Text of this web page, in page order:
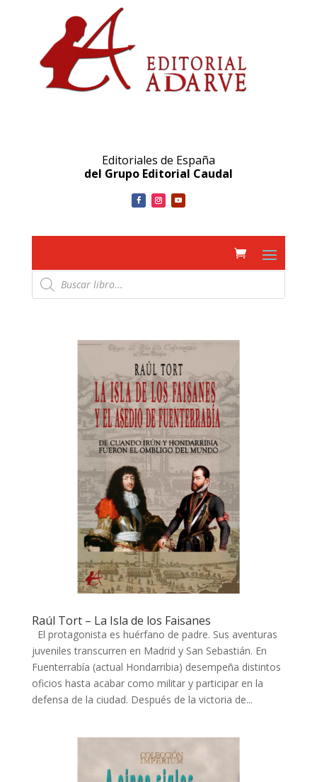
Editoriales de España
del Grupo Editorial Caudal
Búsqueda
de
productos
Raúl Tort – La Isla de los Faisanes
El protagonista es huérfano de padre. Sus aventuras
juveniles transcurren en Madrid y San Sebastián. En
Fuenterrabía (actual Hondarribia) desempeña distintos
oficios hasta acabar como militar y participar en la
defensa de la ciudad. Después de la victoria de...